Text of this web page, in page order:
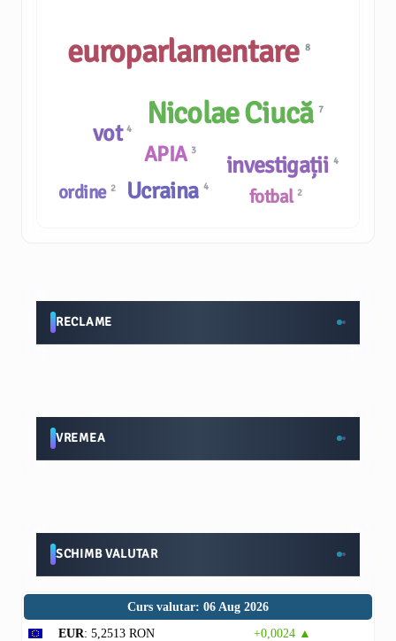
fotbal 2
vot4
europarlamentare 8
ordine 2
investigații 4
Ucraina 4
Nicolae Ciucă7
APIA 3
RECLAME
VREMEA
SCHIMB VALUTAR
Curs valutar: 06 Aug 2026
EUR: 5,2513 RON
+0,0024 ▲